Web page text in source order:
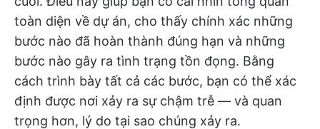
toàn diện về dự án, cho thấy chính xác những
bước nào đã hoàn thành đúng hạn và những
bước nào gây ra tình trạng tồn đọng. Bằng
cách trình bày tất cả các bước, bạn có thể xác
định được nơi xảy ra sự chậm trễ — và quan
trọng hơn, lý do tại sao chúng xảy ra.